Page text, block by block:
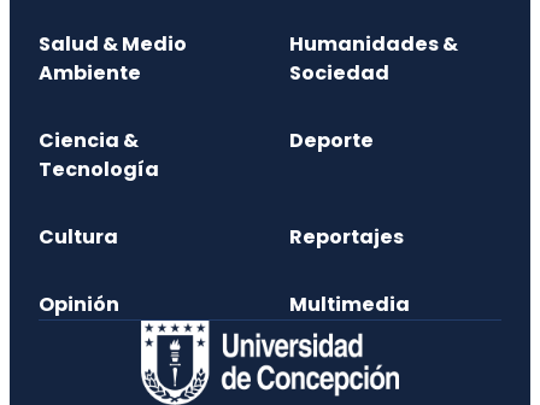
Salud & Medio
Ambiente
Humanidades &
Sociedad
Ciencia &
Tecnología
Deporte
Cultura Reportajes
Opinión Multimedia